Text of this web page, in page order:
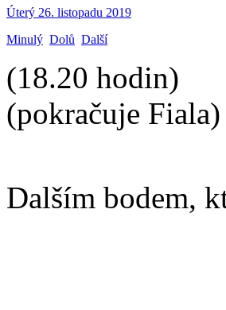
Úterý 26. listopadu 2019
Minulý Dolů Další
(18.20 hodin)
(pokračuje Fiala)
Dalším bodem,